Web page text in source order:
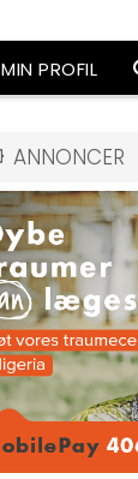
MIN PROFIL
ANNONCER